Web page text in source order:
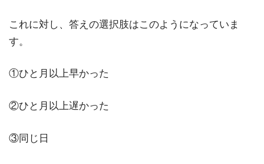
これに対し、答えの選択肢はこのようになっていま
す。
①ひと月以上早かった
②ひと月以上遅かった
③同じ日